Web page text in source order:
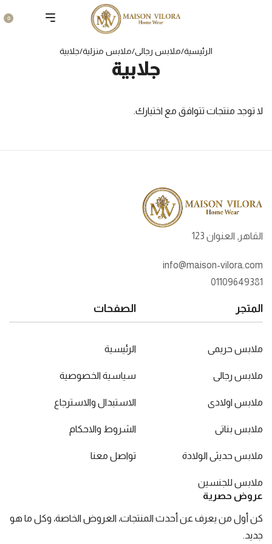
0
الرئيسية/ملابس رجالى/ملابس منزلية/جلابية
جلابية
لا توجد منتجات تتوافق مع اختيارك.
القاهر, العنوان 123
info@maison-vilora.com
01109649381
المتجر
ملابس حريمى
ملابس رجالى
ملابس اولادى
ملابس بناتى
ملابس حديثى الولادة
ملابس للجنسين
الصفحات
الرئيسية
سياسية الخصوصية
الاستبدال والاسترجاع
الشروط والاحكام
تواصل معنا
عروض حصرية
كن أول من يعرف عن أحدث المنتجات، العروض الخاصة، وكل ما هو
جديد.